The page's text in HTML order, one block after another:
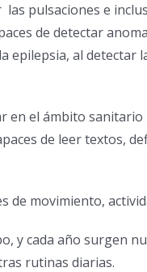
pulsaciones e
de detectar
epilepsia, al detectar
en el ámbito
de leer textos,
de movimiento,
y cada año surgen
rutinas diarias.